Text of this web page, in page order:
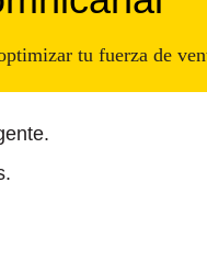
tu fuerza de